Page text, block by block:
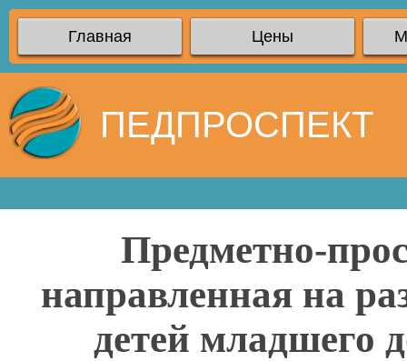
Главная Цены
ПЕДПРОСПЕКТ
Предметно-
направленная на
детей младшего